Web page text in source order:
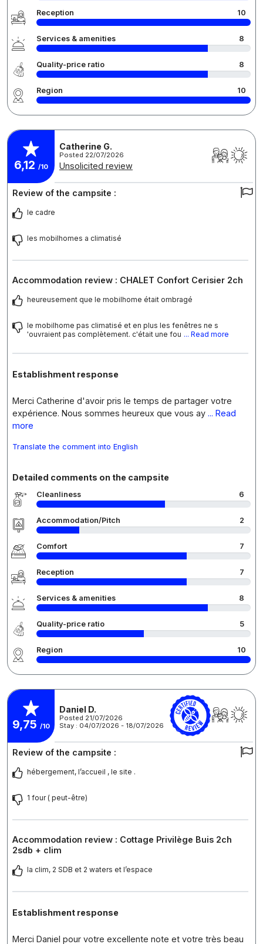
Reception 10
Services & amenities 8
Quality-price ratio 8
Region 10
6,12 /10
Catherine G.
Posted 22/07/2026
Unsolicited review
Review of the campsite :
le cadre
les mobilhomes a climatisé
Accommodation review : CHALET Confort Cerisier 2ch
heureusement que le mobilhome était ombragé
le mobilhome pas climatisé et en plus les fenêtres ne s
'ouvraient pas complètement. c'était une fou ... Read more
Establishment response
Merci Catherine d'avoir pris le temps de partager votre
expérience. Nous sommes heureux que vous ay ... Read
more
Translate the comment into English
Detailed comments on the campsite
Cleanliness 6
Accommodation/Pitch 2
Comfort 7
Reception 7
Services & amenities 8
Quality-price ratio 5
Region 10
9,75 /10
Daniel D.
Posted 21/07/2026
Stay : 04/07/2026 - 18/07/2026
Review of the campsite :
hébergement, l’accueil , le site .
1 four ( peut-être)
Accommodation review : Cottage Privilège Buis 2ch
2sdb + clim
la clim, 2 SDB et 2 waters et l’espace
Establishment response
Merci Daniel pour votre excellente note et votre très beau